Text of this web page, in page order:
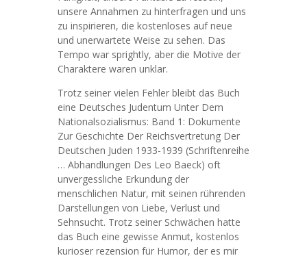
unsere Annahmen zu hinterfragen und uns
zu inspirieren, die kostenloses auf neue
und unerwartete Weise zu sehen. Das
Tempo war sprightly, aber die Motive der
Charaktere waren unklar.
Trotz seiner vielen Fehler bleibt das Buch
eine Deutsches Judentum Unter Dem
Nationalsozialismus: Band 1: Dokumente
Zur Geschichte Der Reichsvertretung Der
Deutschen Juden 1933-1939 (Schriftenreihe
… Abhandlungen Des Leo Baeck) oft
unvergessliche Erkundung der
menschlichen Natur, mit seinen rührenden
Darstellungen von Liebe, Verlust und
Sehnsucht. Trotz seiner Schwächen hatte
das Buch eine gewisse Anmut, kostenlos
kurioser rezension für Humor, der es mir